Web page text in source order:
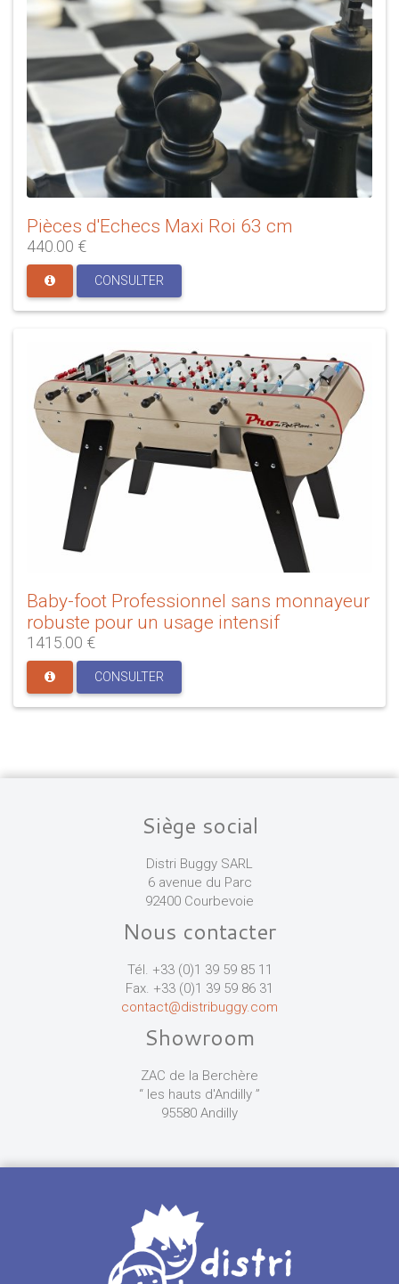
Pièces d'Echecs Maxi Roi 63 cm
440.00 €
CONSULTER
Baby-foot Professionnel sans monnayeur
robuste pour un usage intensif
1415.00 €
CONSULTER
Siège social
Distri Buggy SARL
6 avenue du Parc
92400 Courbevoie
Nous contacter
Tél. +33 (0)1 39 59 85 11
Fax. +33 (0)1 39 59 86 31
contact@distribuggy.com
Showroom
ZAC de la Berchère
“ les hauts d'Andilly ”
95580 Andilly